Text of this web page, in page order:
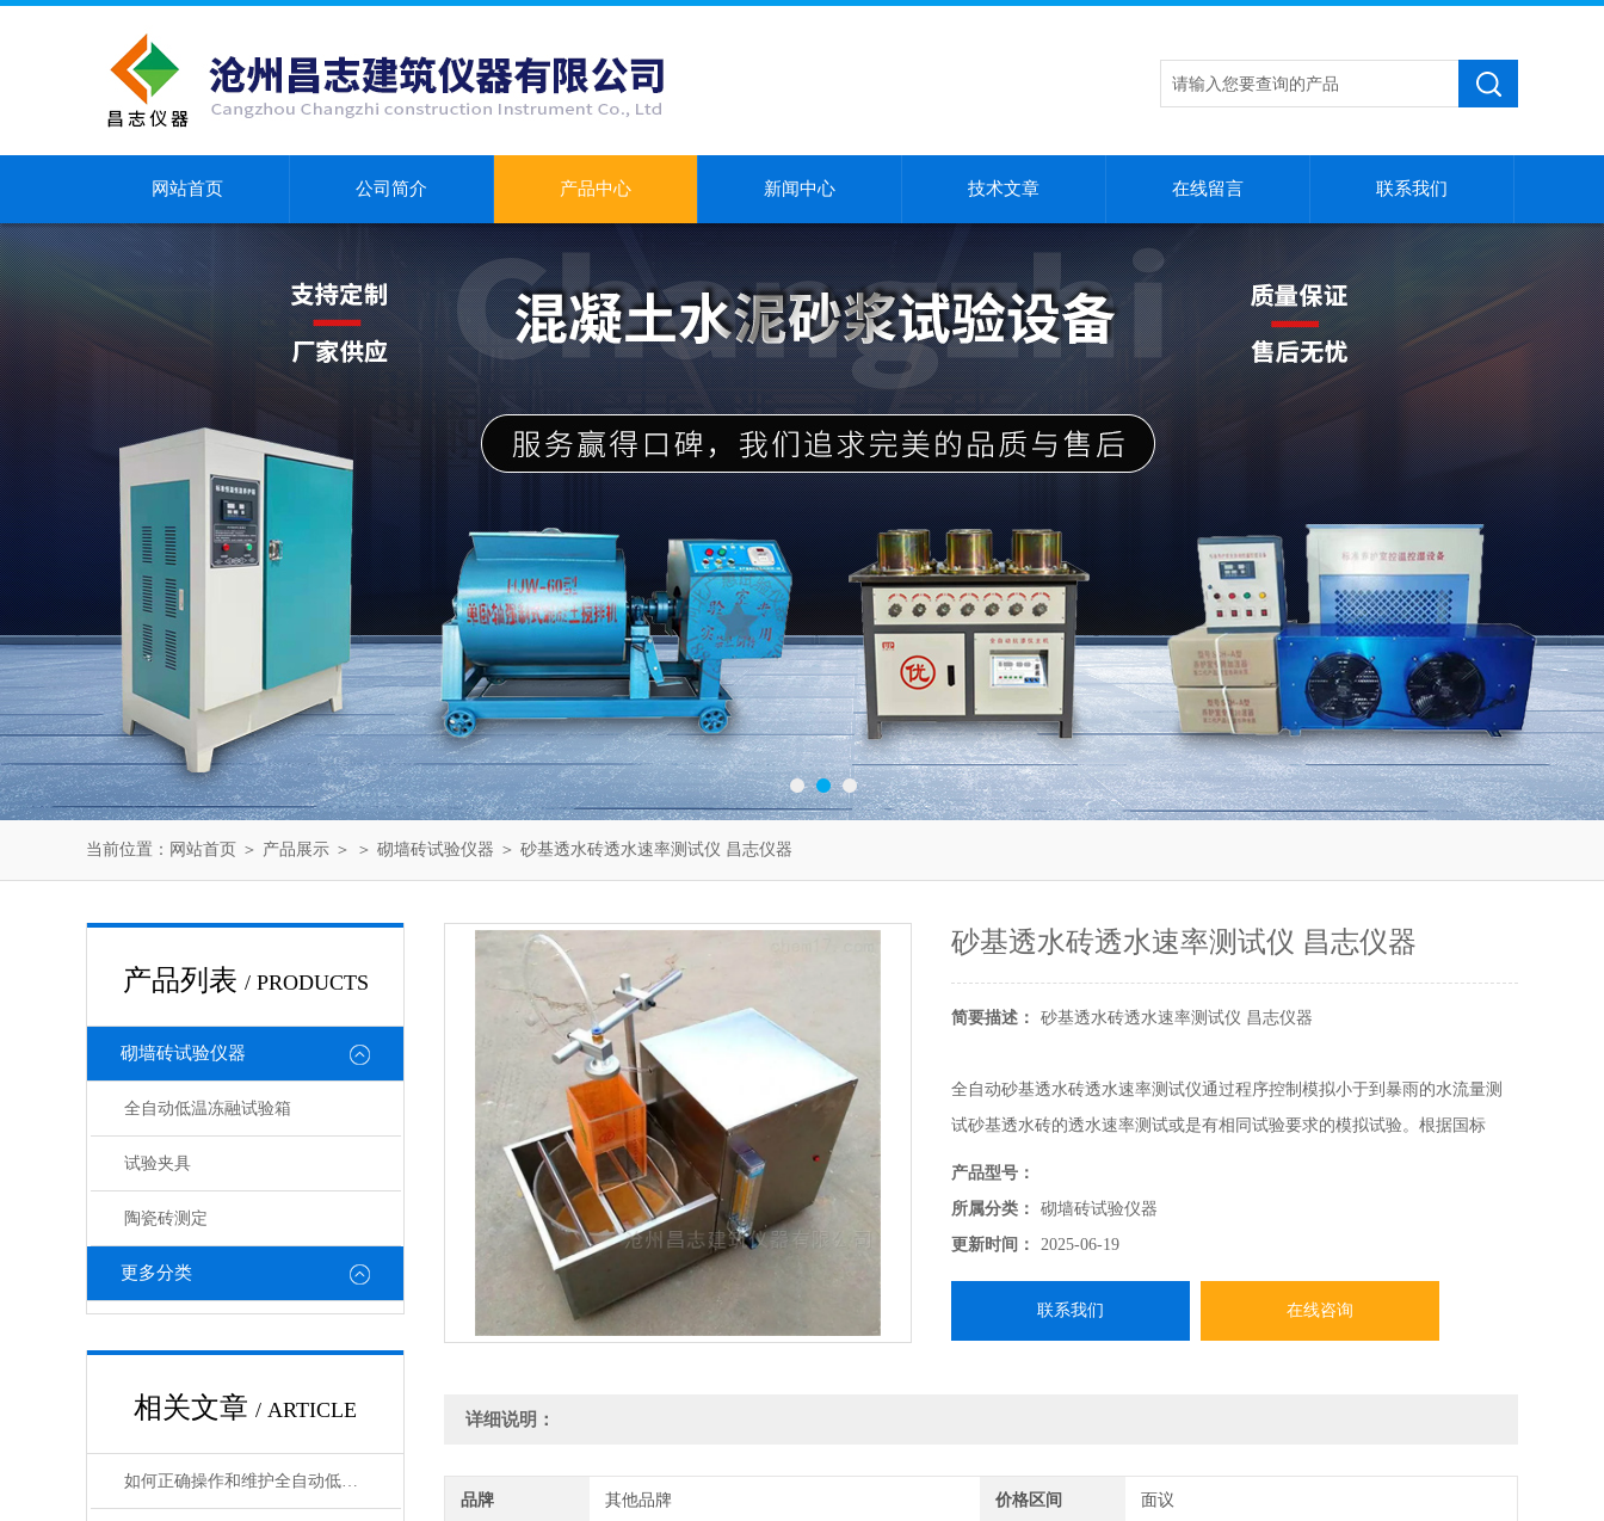
网站首页 公司简介 产品中心 新闻中心 技术文章 在线留言 联系我们
当前位置： 网站首页 ＞ 产品展示 ＞ ＞ 砌墙砖试验仪器 ＞ 砂基透水砖透水速率测试仪 昌志仪器
产品列表 / PRODUCTS
砌墙砖试验仪器
全自动低温冻融试验箱
试验夹具
陶瓷砖测定
更多分类
相关文章 / ARTICLE
如何正确操作和维护全自动低温冻融试验箱？
砂基透水砖透水速率测试仪 昌志仪器
简要描述： 砂基透水砖透水速率测试仪 昌志仪器
全自动砂基透水砖透水速率测试仪通过程序控制模拟小于到暴雨的水流量测
试砂基透水砖的透水速率测试或是有相同试验要求的模拟试验。根据国标
《JGT 376-2012砂基透水砖》研发生产。
产品型号：
所属分类：
砌墙砖试验仪器
更新时间：
2025-06-19
联系我们 在线咨询
详细说明：
品牌 其他品牌 价格区间 面议